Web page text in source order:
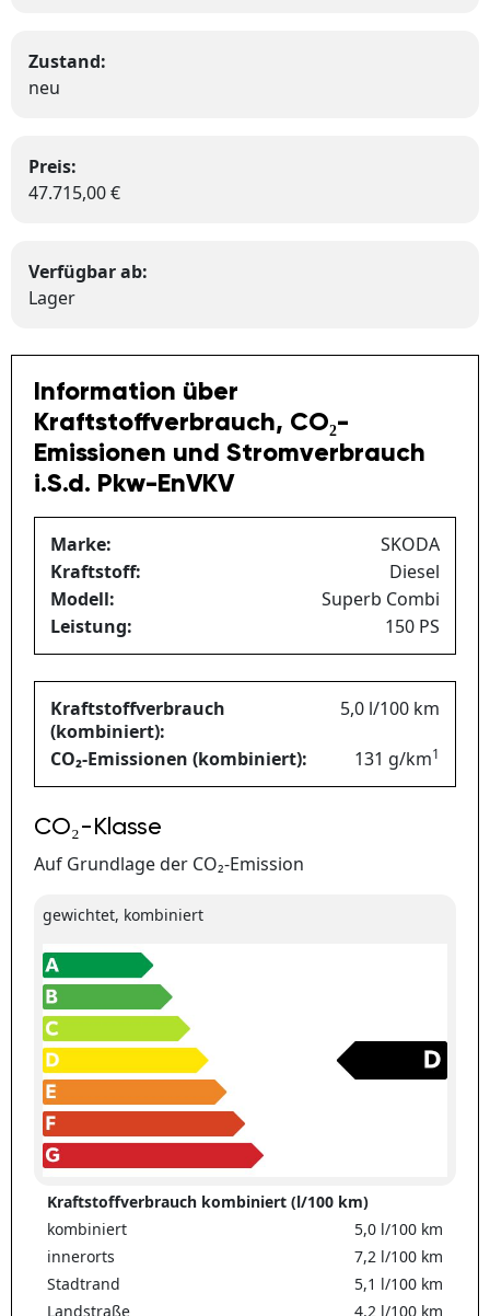
Zustand:
neu
Preis:
47.715,00 €
Verfügbar ab:
Lager
Information über
Kraftstoffverbrauch, CO₂-
Emissionen und Stromverbrauch
i.S.d. Pkw-EnVKV
Marke:
SKODA
Kraftstoff:
Diesel
Modell:
Superb Combi
Leistung:
150 PS
Kraftstoffverbrauch
(kombiniert):
5,0 l/100 km
CO₂-Emissionen (kombiniert): 131 g/km1
CO₂-Klasse
Auf Grundlage der CO₂-Emission
gewichtet, kombiniert
Kraftstoffverbrauch kombiniert (l/100 km)
kombiniert
5,0 l/100 km
innerorts
7,2 l/100 km
Stadtrand
5,1 l/100 km
Landstraße
4,2 l/100 km